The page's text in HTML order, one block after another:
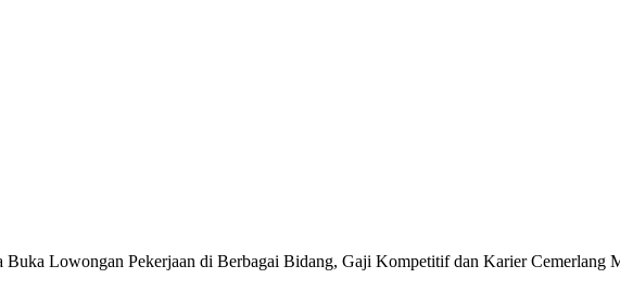
Buka Lowongan Pekerjaan di Berbagai Bidang, Gaji Kompetitif dan Karier Cemerlang